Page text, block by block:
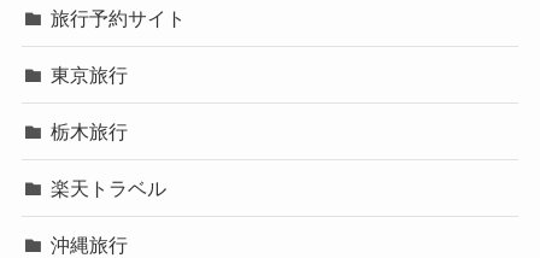
旅行予約サイト
東京旅行
栃木旅行
楽天トラベル
沖縄旅行